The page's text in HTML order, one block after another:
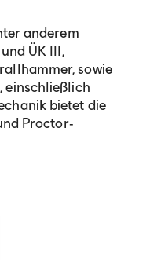
anderem
ÜK III,
sowie
einschließlich
bietet die
Proctor-